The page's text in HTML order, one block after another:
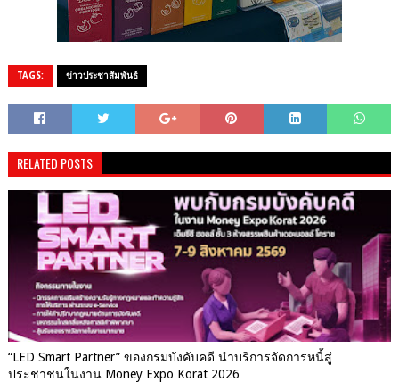
TAGS: ข่าวประชาสัมพันธ์
RELATED POSTS
“LED Smart Partner” ของกรมบังคับคดี นำบริการจัดการหนี้สู่
ประชาชนในงาน Money Expo Korat 2026